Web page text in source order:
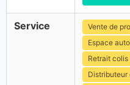
Service
Vente de
Espace
Retrait colis
Distributeur